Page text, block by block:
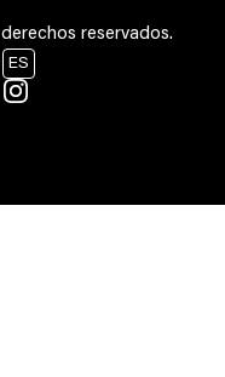
reservados.
ES